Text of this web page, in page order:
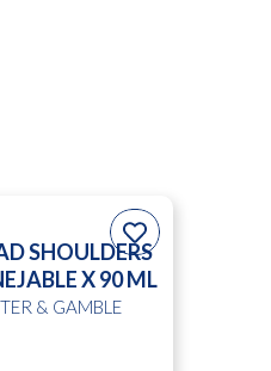
SHOULDERS
X 90 ML
& GAMBLE